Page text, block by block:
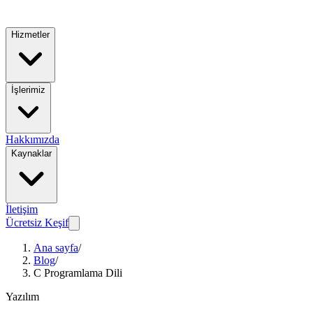
Hizmetler
İşlerimiz
Hakkımızda
Kaynaklar
İletişim
Ücretsiz Keşif
Ana sayfa/
Blog/
C Programlama Dili
Yazılım